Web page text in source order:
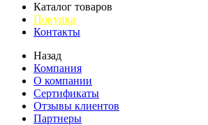
Каталог товаров
Покупка
Контакты
Назад
Компания
О компании
Сертификаты
Отзывы клиентов
Партнеры